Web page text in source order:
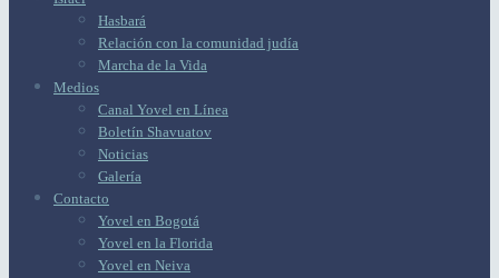
Hasbará
Relación con la comunidad judía
Marcha de la Vida
Medios
Canal Yovel en Línea
Boletín Shavuatov
Noticias
Galería
Contacto
Yovel en Bogotá
Yovel en la Florida
Yovel en Neiva